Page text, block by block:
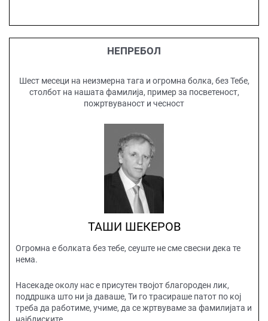
НЕПРЕБОЛ
Шест месеци на неизмерна тага и огромна болка, без Тебе,
столбот на нашата фамилија, пример за посветеност,
пожртвуваност и чесност
ТАШИ ШЕКЕРОВ
Огромна е болката без тебе, сеуште не сме свесни дека те
нема.
Насекаде околу нас е присутен твојот благороден лик,
поддршка што ни ја даваше, Ти го трасираше патот по кој
треба да работиме, учиме, да се жртвуваме за фамилијата и